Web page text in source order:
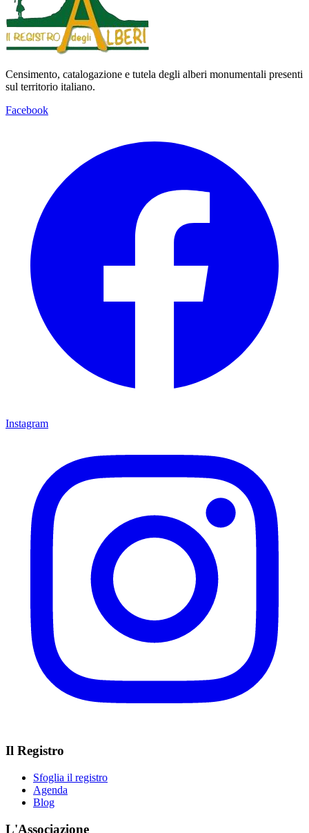
Censimento, catalogazione e tutela degli alberi monumentali presenti
sul territorio italiano.
Facebook
Instagram
Il Registro
Sfoglia il registro
Agenda
Blog
L'Associazione